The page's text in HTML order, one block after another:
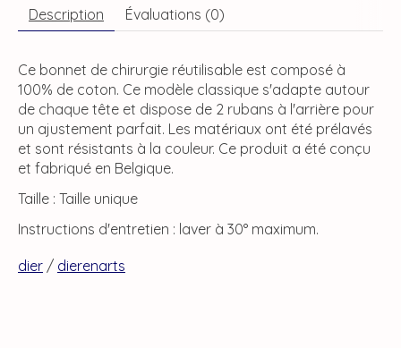
Description Évaluations (0)
Ce bonnet de chirurgie réutilisable est composé à
100% de coton. Ce modèle classique s'adapte autour
de chaque tête et dispose de 2 rubans à l'arrière pour
un ajustement parfait. Les matériaux ont été prélavés
et sont résistants à la couleur. Ce produit a été conçu
et fabriqué en Belgique.
Taille : Taille unique
Instructions d'entretien : laver à 30° maximum.
dier / dierenarts